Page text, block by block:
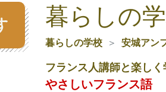
暮らしの
暮らしの学校 安城アン
フランス人講師と楽しく
やさしいフランス語